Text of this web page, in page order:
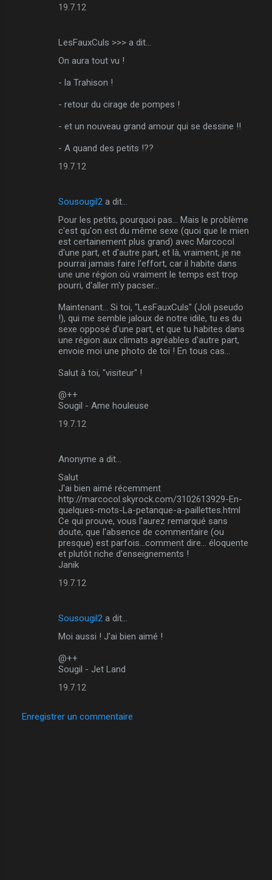
19.7.12
LesFauxCuls >>> a dit…
On aura tout vu !
- la Trahison !
- retour du cirage de pompes !
- et un nouveau grand amour qui se dessine !!
- A quand des petits !??
19.7.12
Sousougil2 a dit…
Pour les petits, pourquoi pas... Mais le problème
c'est qu'on est du même sexe (quoi que le mien
est certainement plus grand) avec Marcocol
d'une part, et d'autre part, et là, vraiment, je ne
pourrai jamais faire l'effort, car il habite dans
une une région où vraiment le temps est trop
pourri, d'aller m'y pacser...
Maintenant... Si toi, "LesFauxCuls" (Joli pseudo
!), qui me semble jaloux de notre idile, tu es du
sexe opposé d'une part, et que tu habites dans
une région aux climats agréables d'autre part,
envoie moi une photo de toi ! En tous cas...
Salut à toi, "visiteur" !
@++
Sougil - Ame houleuse
19.7.12
Anonyme a dit…
Salut
J'ai bien aimé récemment
http://marcocol.skyrock.com/3102613929-En-
quelques-mots-La-petanque-a-paillettes.html
Ce qui prouve, vous l'aurez remarqué sans
doute, que l'absence de commentaire (ou
presque) est parfois...comment dire... éloquente
et plutôt riche d'enseignements !
Janik
19.7.12
Sousougil2 a dit…
Moi aussi ! J'ai bien aimé !
@++
Sougil - Jet Land
19.7.12
Enregistrer un commentaire